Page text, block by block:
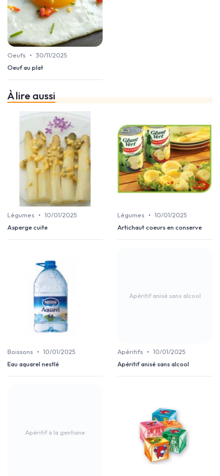
Oeufs • 30/11/2025
Oeuf au plat
À lire aussi
Légumes • 10/01/2025
Asperge cuite
Légumes • 10/01/2025
Artichaut coeurs en conserve
Boissons • 10/01/2025
Eau aquarel nestlé
Apéritif anisé sans alcool
Apéritifs • 10/01/2025
Apéritif anisé sans alcool
Apéritif à la gentiane